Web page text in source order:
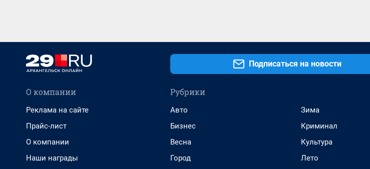
Подписаться на новости
О компании
Реклама на сайте
Прайс-лист
О компании
Наши награды
Рубрики
Авто
Бизнес
Весна
Город
Зима
Криминал
Культура
Лето